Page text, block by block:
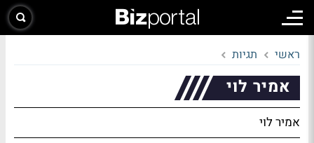
ראשי תגיות
אמיר לוי
אמיר לוי